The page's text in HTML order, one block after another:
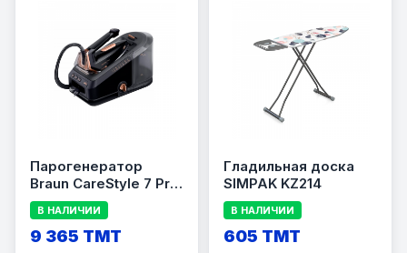
Парогенератор
Braun CareStyle 7 Pro
IS7286BK
В НАЛИЧИИ
9 365 TMT
Гладильная доска
SIMPAK KZ214
В НАЛИЧИИ
605 TMT